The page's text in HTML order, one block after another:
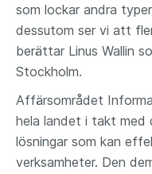
som lockar andra
dessutom ser vi att
berättar Linus Wallin
Stockholm.
Affärsområdet
hela landet i takt
lösningar som kan
verksamheter. Den